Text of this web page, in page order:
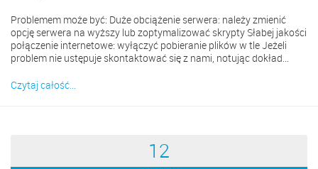
Problemem może być: Duże obciążenie serwera: należy zmienić
opcję serwera na wyższy lub zoptymalizować skrypty Słabej jakości
połączenie internetowe: wyłączyć pobieranie plików w tle Jeżeli
problem nie ustępuje skontaktować się z nami, notując dokład...
Czytaj całość...
12